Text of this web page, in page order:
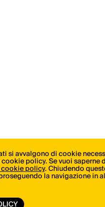
si avvalgono di cookie
policy. Se vuoi saperne
policy. Chiudendo
la navigazione in